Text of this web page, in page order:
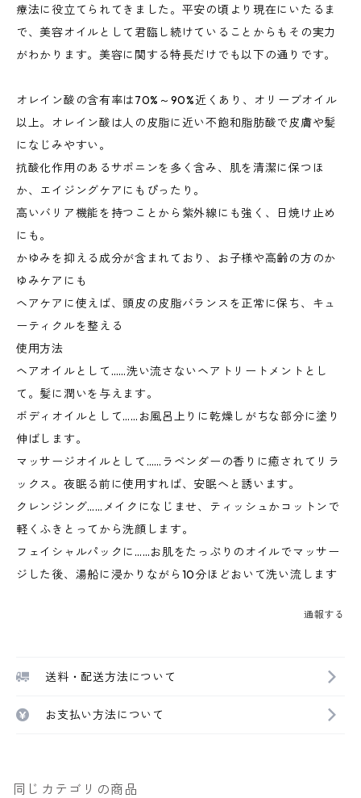
療法に役立てられてきました。平安の頃より現在にいたるま
で、美容オイルとして君臨し続けていることからもその実力
がわかります。美容に関する特長だけでも以下の通りです。
オレイン酸の含有率は70%～90%近くあり、オリーブオイル
以上。オレイン酸は人の皮脂に近い不飽和脂肪酸で皮膚や髪
になじみやすい。
抗酸化作用のあるサポニンを多く含み、肌を清潔に保つほ
か、エイジングケアにもぴったり。
高いバリア機能を持つことから紫外線にも強く、日焼け止め
にも。
かゆみを抑える成分が含まれており、お子様や高齢の方のか
ゆみケアにも
ヘアケアに使えば、頭皮の皮脂バランスを正常に保ち、キュ
ーティクルを整える
使用方法
ヘアオイルとして……洗い流さないヘアトリートメントとし
て。髪に潤いを与えます。
ボディオイルとして……お風呂上りに乾燥しがちな部分に塗り
伸ばします。
マッサージオイルとして……ラベンダーの香りに癒されてリラ
ックス。夜眠る前に使用すれば、安眠へと誘います。
クレンジング……メイクになじませ、ティッシュかコットンで
軽くふきとってから洗顔します。
フェイシャルパックに……お肌をたっぷりのオイルでマッサー
ジした後、湯船に浸かりながら10分ほどおいて洗い流します
通報する
送料・配送方法について
お支払い方法について
同じカテゴリの商品